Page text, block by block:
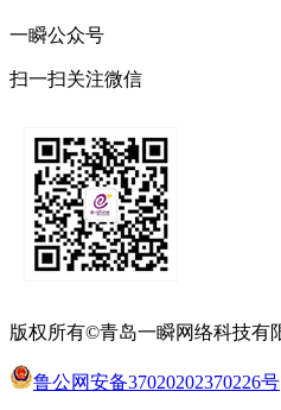
一瞬公众号
扫一扫关注微信
版权所有©青岛一瞬网络科技有
鲁公网安备37020202370226号